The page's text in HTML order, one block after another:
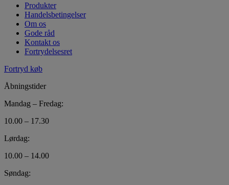
Produkter
Handelsbetingelser
Om os
Gode råd
Kontakt os
Fortrydelsesret
Fortryd køb
Åbningstider
Mandag – Fredag:
10.00 – 17.30
Lørdag:
10.00 – 14.00
Søndag: